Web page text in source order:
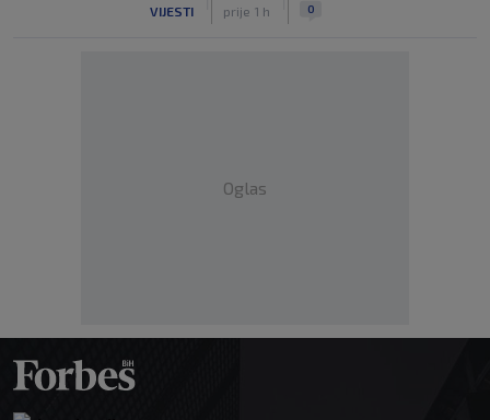
VIJESTI prije 1 h 0
Oglas